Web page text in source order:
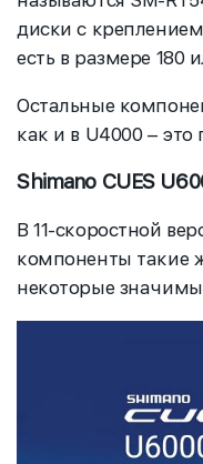
диски с
есть в размере 180
Остальные
как и в U4000 – это
Shimano CUES
В 11-скоростной
компоненты такие
некоторые